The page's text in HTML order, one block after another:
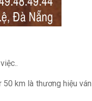
km là thương hiệu ván